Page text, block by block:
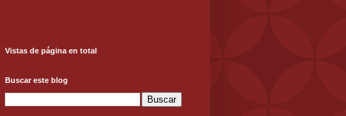
Vistas de página en total
Buscar este blog